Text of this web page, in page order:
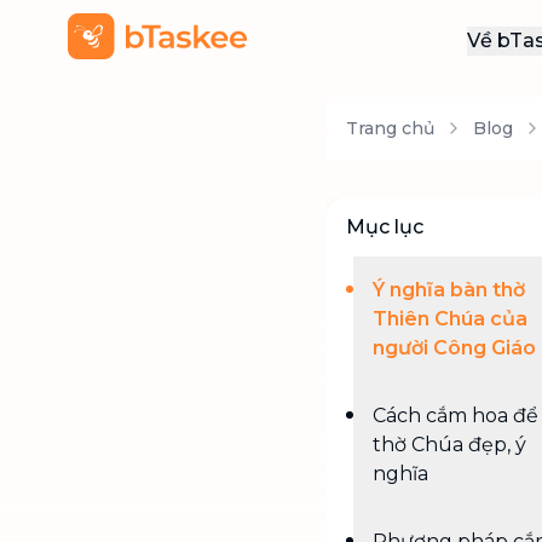
Về
Trang chủ Blog
Mục lục
Ý nghĩa bàn thờ
Thiên Chúa của
người Công Giáo
Cách cắm hoa
thờ Chúa đẹp, ý
nghĩa